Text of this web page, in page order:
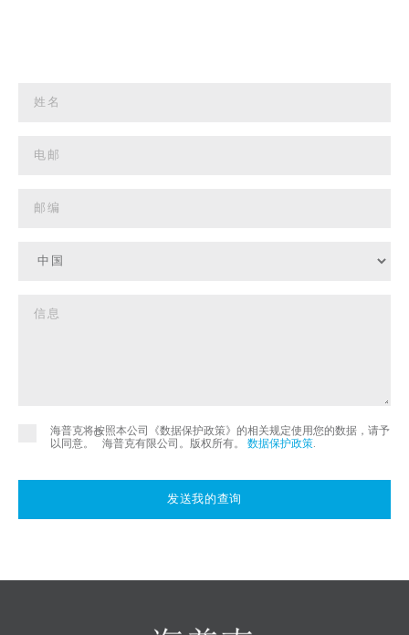
海普克将按照本公司《数据保护政策》的相关规定使用您的数据，请予
以同意。
©
海普克有限公司。版权所有。 数据保护政策.
发送我的查询